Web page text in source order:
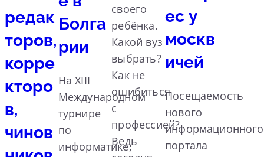
редак
торов,
корре
кторо
в,
чинов
Болга
рии
На XIII
Международном
турнире
по
информатике,
своего
ребёнка.
Какой вуз
выбрать?
Как не
ошибиться
с
профессией?
Ведь
ес у
москв
ичей
Посещаемость
нового
информационного
портала